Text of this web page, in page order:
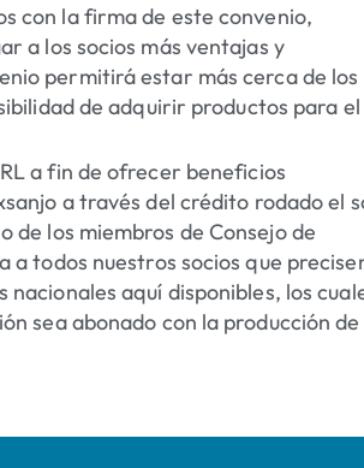
con la firma de este convenio,
a los socios más ventajas y
permitirá estar más cerca de los
de adquirir productos para el
a fin de ofrecer beneficios
a través del crédito rodado el
los miembros de Consejo de
todos nuestros socios que
aquí disponibles, los
sea abonado con la producción